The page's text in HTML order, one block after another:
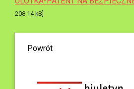
208.14 kB]
Powrót